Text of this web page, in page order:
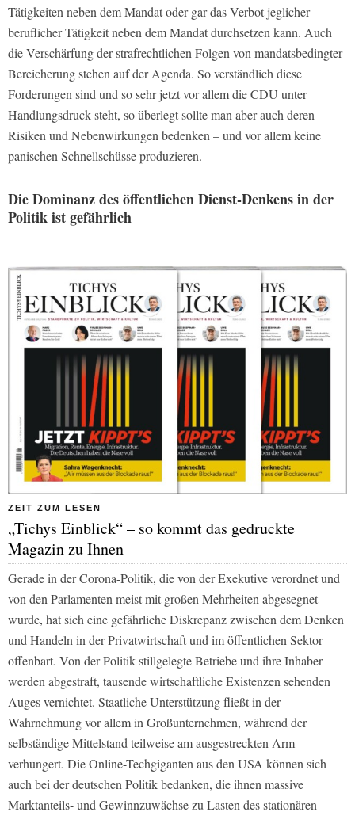
Tätigkeiten neben dem Mandat oder gar das Verbot jeglicher
beruflicher Tätigkeit neben dem Mandat durchsetzen kann. Auch
die Verschärfung der strafrechtlichen Folgen von mandatsbedingter
Bereicherung stehen auf der Agenda. So verständlich diese
Forderungen sind und so sehr jetzt vor allem die CDU unter
Handlungsdruck steht, so überlegt sollte man aber auch deren
Risiken und Nebenwirkungen bedenken – und vor allem keine
panischen Schnellschüsse produzieren.
Die Dominanz des öffentlichen Dienst-Denkens in der
Politik ist gefährlich
ZEIT ZUM LESEN
„Tichys Einblick“ – so kommt das gedruckte
Magazin zu Ihnen
Gerade in der Corona-Politik, die von der Exekutive verordnet und
von den Parlamenten meist mit großen Mehrheiten abgesegnet
wurde, hat sich eine gefährliche Diskrepanz zwischen dem Denken
und Handeln in der Privatwirtschaft und im öffentlichen Sektor
offenbart. Von der Politik stillgelegte Betriebe und ihre Inhaber
werden abgestraft, tausende wirtschaftliche Existenzen sehenden
Auges vernichtet. Staatliche Unterstützung fließt in der
Wahrnehmung vor allem in Großunternehmen, während der
selbständige Mittelstand teilweise am ausgestreckten Arm
verhungert. Die Online-Techgiganten aus den USA können sich
auch bei der deutschen Politik bedanken, die ihnen massive
Marktanteils- und Gewinnzuwächse zu Lasten des stationären